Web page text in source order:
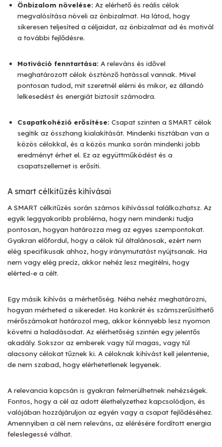
Önbizalom növelése: Az elérhető és reális célok
megvalósítása növeli az önbizalmat. Ha látod, hogy
sikeresen teljesíted a céljaidat, az önbizalmat ad és motivál
a további fejlődésre.
Motiváció fenntartása: A releváns és idővel
meghatározott célok ösztönző hatással vannak. Mivel
pontosan tudod, mit szeretnél elérni és mikor, ez állandó
lelkesedést és energiát biztosít számodra.
Csapatkohézió erősítése: Csapat szinten a SMART célok
segítik az összhang kialakítását. Mindenki tisztában van a
közös célokkal, és a közös munka során mindenki jobb
eredményt érhet el. Ez az együttműködést és a
csapatszellemet is erősíti.
A smart célkitűzés kihívásai
A SMART célkitűzés során számos kihívással találkozhatsz. Az
egyik leggyakoribb probléma, hogy nem mindenki tudja
pontosan, hogyan határozza meg az egyes szempontokat.
Gyakran előfordul, hogy a célok túl általánosak, ezért nem
elég specifikusak ahhoz, hogy iránymutatást nyújtsanak. Ha
nem vagy elég precíz, akkor nehéz lesz megítélni, hogy
elérted-e a célt.
Egy másik kihívás a mérhetőség. Néha nehéz meghatározni,
hogyan mérheted a sikeredet. Ha konkrét és számszerűsíthető
mérőszámokat határozol meg, akkor könnyebb lesz nyomon
követni a haladásodat. Az elérhetőség szintén egy jelentős
akadály. Sokszor az emberek vagy túl magas, vagy túl
alacsony célokat tűznek ki. A céloknak kihívást kell jelentenie,
de nem szabad, hogy elérhetetlenek legyenek.
A relevancia kapcsán is gyakran felmerülhetnek nehézségek.
Fontos, hogy a cél az adott élethelyzethez kapcsolódjon, és
valójában hozzájáruljon az egyén vagy a csapat fejlődéséhez.
Amennyiben a cél nem releváns, az elérésére fordított energia
feleslegessé válhat.